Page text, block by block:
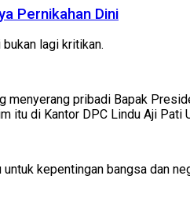
Pernikahan Dini
lagi kritikan.
pribadi Bapak
itu di Kantor DPC Lindu Aji Pati
kepentingan bangsa dan